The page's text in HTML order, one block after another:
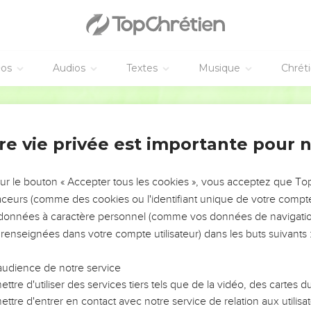
Audios Textes Musique
au message digne de foi, conforme à la doctrine reçue.
par le véritable enseignement et il pourra démontrer leur erreur
surtout parmi les chrétiens d’origine juive, qui sont
car ils bouleversent des familles entières en enseignant
un prophète, qui a dit : « Les Crétois ont toujours été
qui ne pensent qu’à manger. »
pure vérité. C’est pourquoi, adresse-leur de sévères
plus à des légendes juives et à des commandements
qui sont purs ; mais rien n’est pur pour ceux qui sont impurs et
sont marquées par l’impureté.
mais leurs actions prouvent le contraire. Ils sont
vie privée est importante pour
le bouton « Accepter tous les cookies », vous acceptez que
(comme des cookies ou l'identifiant unique de votre
à caractère personnel (comme vos données de
dans votre compte utilisateur) dans les buts suivants :
de notre service
d'utiliser des services tiers tels que de la vidéo, des cartes
d'entrer en contact avec notre service de relation aux